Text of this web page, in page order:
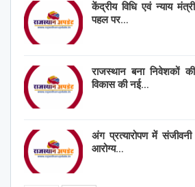
केंद्रीय विधि एवं न्याय
पहल पर…
राजस्थान बना निवेशकों
विकास की नई…
अंग प्रत्यारोपण में
आरोग्य…